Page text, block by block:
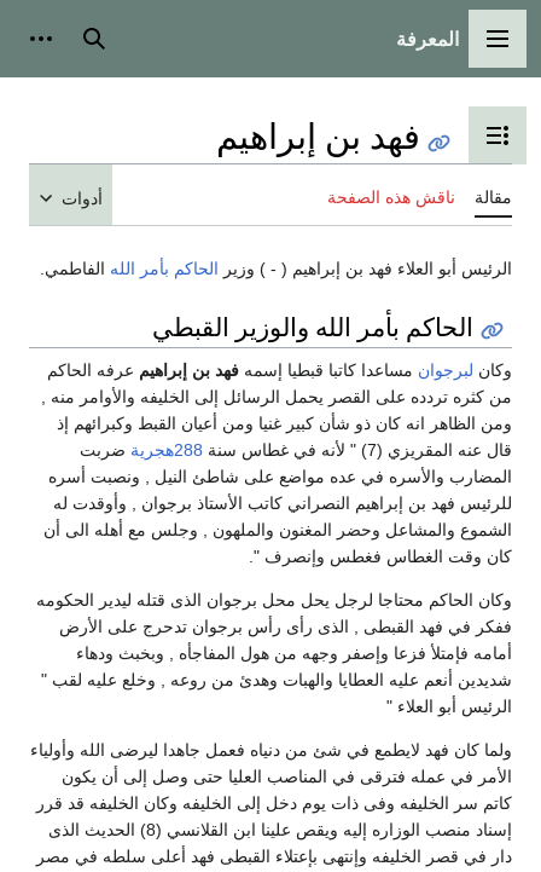
القائمة الرئيسية
المعرفة بحث
تبديل عرض جدول المحتويات
فهد بن إبراهيم
مقالة ناقش هذه الصفحة أدوات
الرئيس أبو العلاء فهد بن إبراهيم ( - ) وزير الحاكم بأمر الله الفاطمي.
الحاكم بأمر الله والوزير القبطي
وكان لبرجوان مساعدا كاتبا قبطيا إسمه فهد بن إبراهيم عرفه الحاكم
من كثره تردده على القصر يحمل الرسائل إلى الخليفه والأوامر منه ,
ومن الظاهر انه كان ذو شأن كبير غنيا ومن أعيان القبط وكبرائهم إذ
قال عنه المقريزي (7) " لأنه في غطاس سنة
288هجرية
ضربت
المضارب والأسره في عده مواضع على شاطئ النيل , ونصبت أسره
للرئيس فهد بن إبراهيم النصراني كاتب الأستاذ برجوان , وأوقدت له
الشموع والمشاعل وحضر المغنون والملهون , وجلس مع أهله الى أن
كان وقت الغطاس فغطس وإنصرف ".
وكان الحاكم محتاجا لرجل يحل محل برجوان الذى قتله ليدير الحكومه
ففكر في فهد القبطى , الذى رأى رأس برجوان تدحرج على الأرض
أمامه فإمتلأ فزعا وإصفر وجهه من هول المفاجأه , وبخبث ودهاء
شديدين أنعم عليه العطايا والهبات وهدئ من روعه , وخلع عليه لقب "
الرئيس أبو العلاء "
ولما كان فهد لايطمع في شئ من دنياه فعمل جاهدا ليرضى الله وأولياء
الأمر في عمله فترقى في المناصب العليا حتى وصل إلى أن يكون
كاتم سر الخليفه وفى ذات يوم دخل إلى الخليفه وكان الخليفه قد قرر
إسناد منصب الوزاره إليه ويقص علينا ابن القلانسي (8) الحديث الذى
دار في قصر الخليفه وإنتهى بإعتلاء القبطى فهد أعلى سلطه في مصر